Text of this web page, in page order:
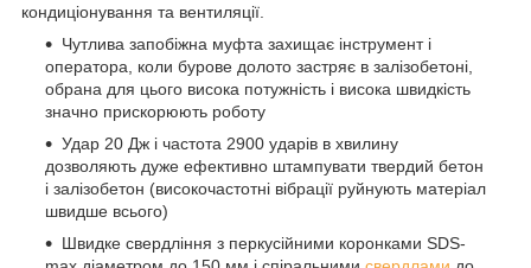
кондиціонування та вентиляції.
Чутлива запобіжна муфта захищає інструмент і
оператора, коли бурове долото застряє в залізобетоні,
обрана для цього висока потужність і висока швидкість
значно прискорюють роботу
Удар 20 Дж і частота 2900 ударів в хвилину
дозволяють дуже ефективно штампувати твердий бетон
і залізобетон (високочастотні вібрації руйнують матеріал
швидше всього)
Швидке свердління з перкусійними коронками SDS-